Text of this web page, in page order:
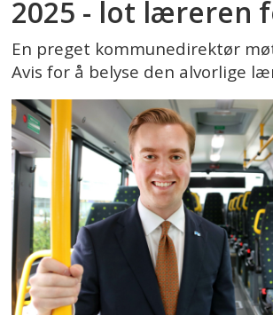
2025 - lot læreren
En preget kommunedirektør
Avis for å belyse den alvorlige